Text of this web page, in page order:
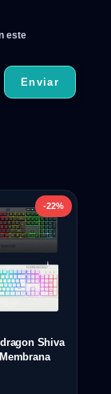
este
-22%
Shiva